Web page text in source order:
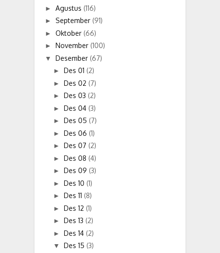
► Agustus (116)
► September (91)
► Oktober (66)
► November (100)
▼ Desember (67)
► Des 01 (2)
► Des 02 (7)
► Des 03 (2)
► Des 04 (3)
► Des 05 (7)
► Des 06 (1)
► Des 07 (2)
► Des 08 (4)
► Des 09 (3)
► Des 10 (1)
► Des 11 (8)
► Des 12 (1)
► Des 13 (2)
► Des 14 (2)
▼ Des 15 (3)